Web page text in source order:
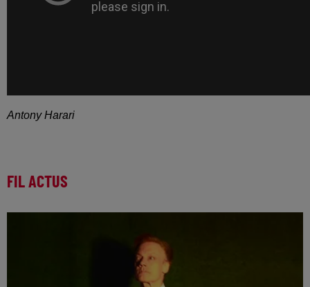
Antony Harari
FIL ACTUS